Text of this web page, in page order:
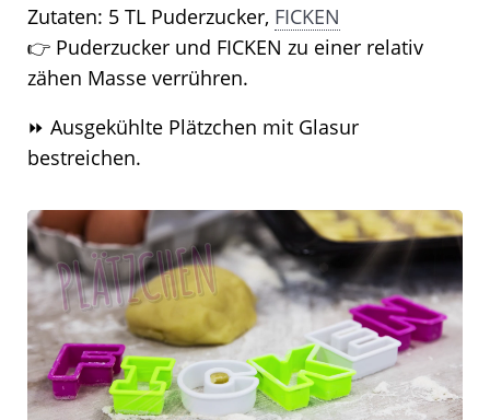
Zutaten: 5 TL Puderzucker, FICKEN
👉 Puderzucker und FICKEN zu einer relativ
zähen Masse verrühren.
⏩ Ausgekühlte Plätzchen mit Glasur
bestreichen.